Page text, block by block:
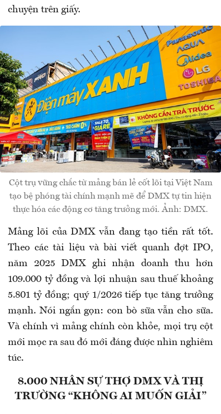
chuyện trên giấy.
Cột trụ vững chắc từ mảng bán lẻ cốt lõi tại Việt Nam
tạo bệ phóng tài chính mạnh mẽ để DMX tự tin hiện
thực hóa các động cơ tăng trưởng mới. Ảnh: DMX.
Mảng lõi của DMX vẫn đang tạo tiền rất tốt.
Theo các tài liệu và bài viết quanh đợt IPO,
năm 2025 DMX ghi nhận doanh thu hơn
109.000 tỷ đồng và lợi nhuận sau thuế khoảng
5.801 tỷ đồng; quý 1/2026 tiếp tục tăng trưởng
mạnh. Nói ngắn gọn: con bò sữa vẫn cho sữa.
Và chính vì mảng chính còn khỏe, mọi trụ cột
mới mọc ra sau đó mới đáng được nhìn nghiêm
túc.
8.000 NHÂN SỰ THỢ DMX VÀ THỊ
TRƯỜNG “KHÔNG AI MUỐN GIẢI”